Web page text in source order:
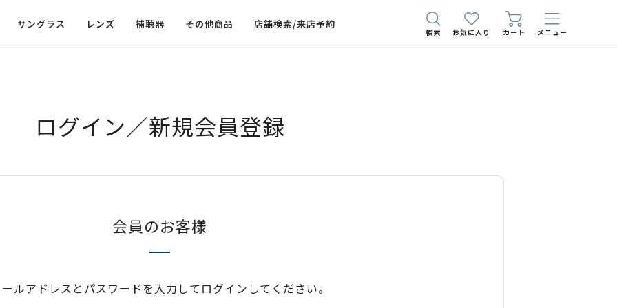
サングラス レンズ 補聴器 その他商品 店舗検索/来店予約
検索 お気に入り カート メニュー
ログイン／新規会員登録
会員のお客様
ルアドレスとパスワードを入力してログインしてください。